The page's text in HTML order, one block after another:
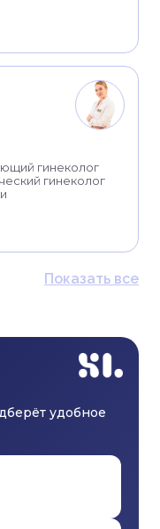
гинеколог
гинеколог
Показать все
удобное